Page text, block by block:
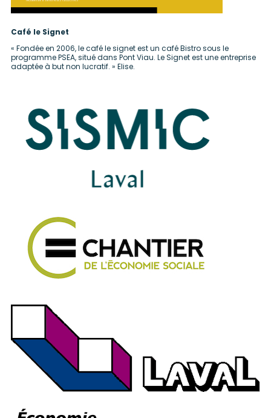
Café le Signet
« Fondée en 2006, le café le signet est un café Bistro sous le
programme PSEA, situé dans Pont Viau. Le Signet est une entreprise
adaptée à but non lucratif. » Elise.